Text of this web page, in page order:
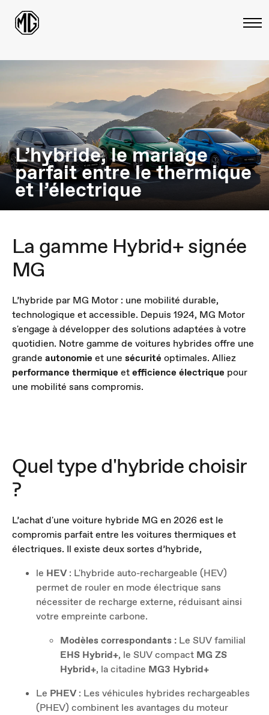
L’hybride, le mariage
parfait entre le thermique
et l’électrique
La gamme Hybrid+ signée
MG
L’hybride par MG Motor : une mobilité durable,
technologique et accessible. Depuis 1924, MG Motor
s'engage à développer des solutions adaptées à votre
quotidien. Notre gamme de voitures hybrides offre une
grande autonomie et une sécurité optimales. Alliez
performance thermique etefficience électrique pour
une mobilité sans compromis.
Quel type d'hybride choisir
?
L’achat d'une voiture hybride MG en 2026 est le
compromis parfait entre les voitures thermiques et
électriques. Il existe deux sortes d’hybride,
le HEV: L'hybride auto-rechargeable (HEV)
permet de rouler en mode électrique sans
nécessiter de recharge externe, réduisant ainsi
votre empreinte carbone.
Modèles correspondants : Le SUV familial
EHS Hybrid+, le SUV compact MG ZS
Hybrid+, la citadine MG3 Hybrid+
Le PHEV: Les véhicules hybrides rechargeables
(PHEV) combinent les avantages du moteur